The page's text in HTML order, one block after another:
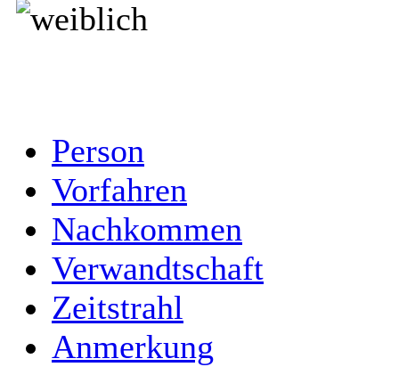
Person
Vorfahren
Nachkommen
Verwandtschaft
Zeitstrahl
Anmerkung